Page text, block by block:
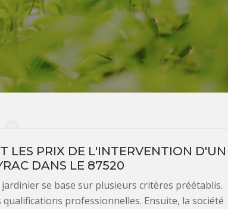
LES PRIX DE L'INTERVENTION D'UN
DANS LE 87520
se base sur plusieurs critères préétablis.
professionnelles. Ensuite, la société